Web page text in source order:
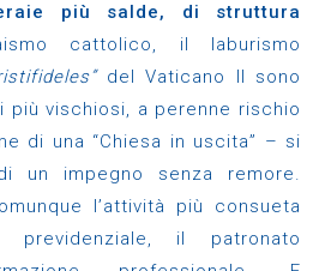
più salde, di struttura
cattolico, il laburismo
del Vaticano II sono
vischiosi, a perenne rischio
di una “Chiesa in uscita” – si
un impegno senza remore.
l’attività più consueta
previdenziale, il patronato